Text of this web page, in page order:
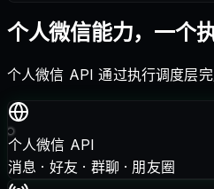
个人微信能力，一个
个人微信 API 通过执行调度层
个人微信 API
消息 · 好友 · 群聊 · 朋友圈